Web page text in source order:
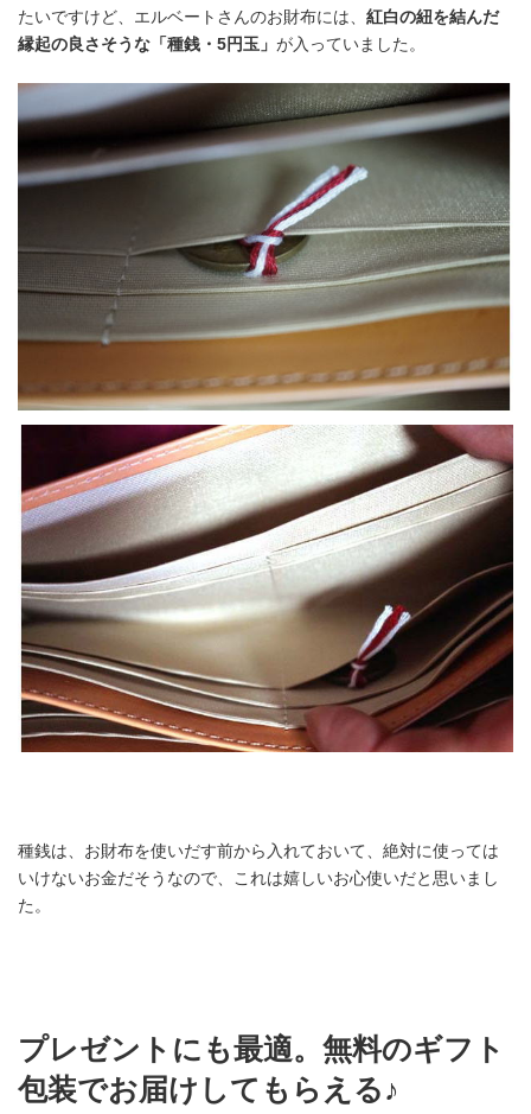
たいですけど、エルベートさんのお財布には、 紅白の紐を結んだ
縁起の良さそうな「種銭・5円玉」 が入っていました。
種銭は、お財布を使いだす前から入れておいて、絶対に使っては
いけないお金だそうなので、これは嬉しいお心使いだと思いまし
た。
プレゼントにも最適。無料のギフト
包装でお届けしてもらえる♪